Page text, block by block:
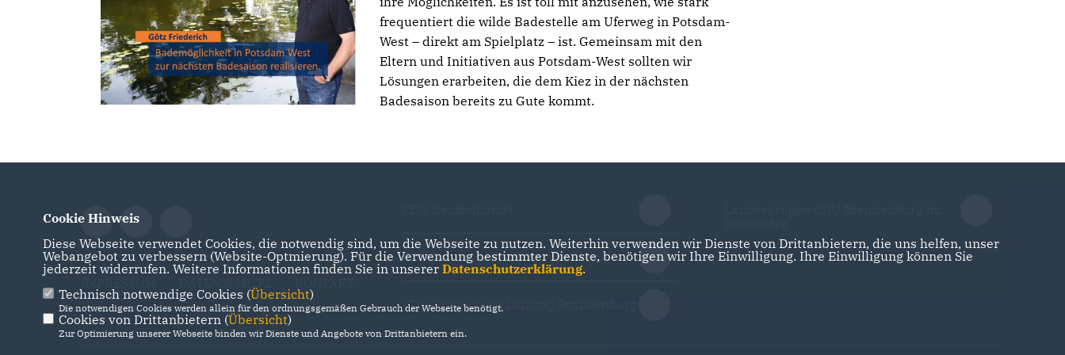
frequentiert die wilde Badestelle am Uferweg in Potsdam-
West – direkt am Spielplatz – ist. Gemeinsam mit den
Eltern und Initiativen aus Potsdam-West sollten wir
Lösungen erarbeiten, die dem Kiez in der nächsten
Badesaison bereits zu Gute kommt.
CDU Landesverband Brandenburg
CDU-Fraktion im Landtag Brandenburg
Cookie Hinweis
Diese Webseite verwendet Cookies, die notwendig sind, um die Webseite zu nutzen. Weiterhin verwenden wir Dienste von Drittanbietern, die uns helfen, unser
Webangebot zu verbessern (Website-Optmierung). Für die Verwendung bestimmter Dienste, benötigen wir Ihre Einwilligung. Ihre Einwilligung können Sie
jederzeit widerrufen. Weitere Informationen finden Sie in unserer Datenschutzerklärung.
Technisch notwendige Cookies (Übersicht)
Die notwendigen Cookies werden allein für den ordnungsgemäßen Gebrauch der Webseite benötigt.
Cookies von Drittanbietern (Übersicht)
Zur Optimierung unserer Webseite binden wir Dienste und Angebote von Drittanbietern ein.